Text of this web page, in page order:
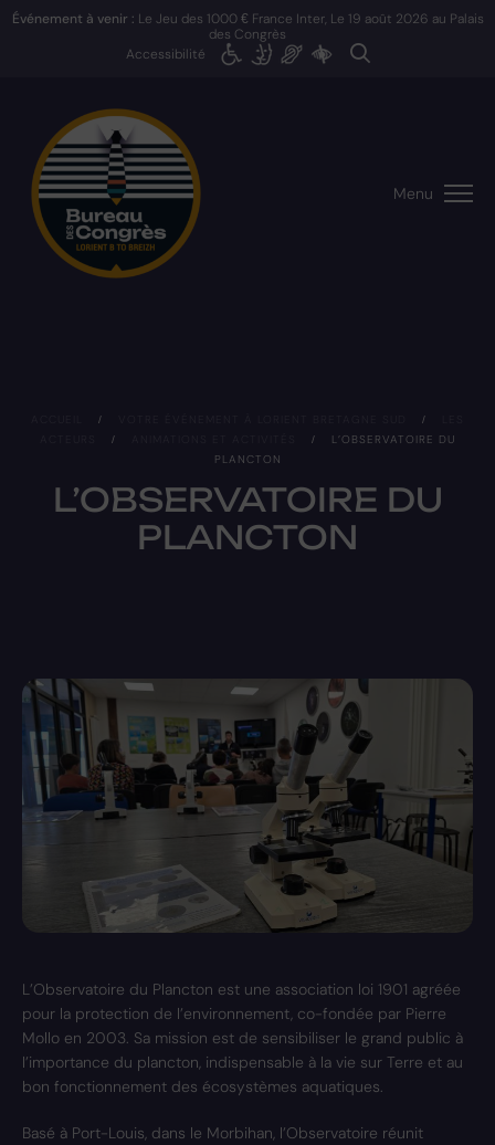
Événement à venir : Le Jeu des 1000 € France Inter, Le 19 août 2026 au Palais
des Congrès
Accessibilité
Menu
L’OBSERVATOIRE DU
PLANCTON
/ /
/ /
L’OBSERVATOIRE DU
PLANCTON
L’Observatoire du Plancton est une association loi 1901 agréée
pour la protection de l’environnement, co-fondée par Pierre
Mollo en 2003. Sa mission est de sensibiliser le grand public à
l’importance du plancton, indispensable à la vie sur Terre et au
bon fonctionnement des écosystèmes aquatiques.
Basé à Port-Louis, dans le Morbihan, l’Observatoire réunit